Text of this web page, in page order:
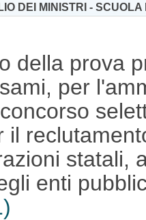
DEI MINISTRI -
della prova
per
il
statali,
enti